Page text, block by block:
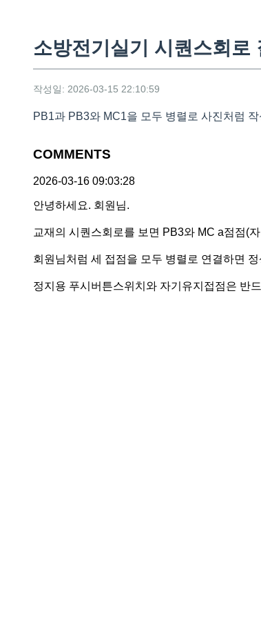
소방전기실기 시퀀스회로
작성일: 2026-03-15 22:10:59
PB1과 PB3와 MC1을 모두 병렬로 사진처럼
COMMENTS
2026-03-16 09:03:28
안녕하세요. 회원님.
교재의 시퀀스회로를 보면 PB3와 MC a점점(
회원님처럼 세 접점을 모두 병렬로 연결하면
정지용 푸시버튼스위치와 자기유지접점은 반